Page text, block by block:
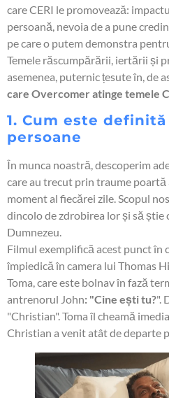
care CERI le promovează:
persoană, nevoia de a pune
pe care o putem demonstra
Temele răscumpărării, iertării și
asemenea, puternic țesute în, de
care Overcomer atinge temele
1. Cum este
persoane
În munca noastră, descoperim
care au trecut prin traume
moment al fiecărei zile. Scopul
dincolo de zdrobirea lor și să știe
Dumnezeu.
Filmul exemplifică acest punct în
împiedică în camera lui Thomas
Toma, care este bolnav în fază
antrenorul John: "Cine ești tu?".
"Christian". Toma îl cheamă
Christian a venit atât de departe